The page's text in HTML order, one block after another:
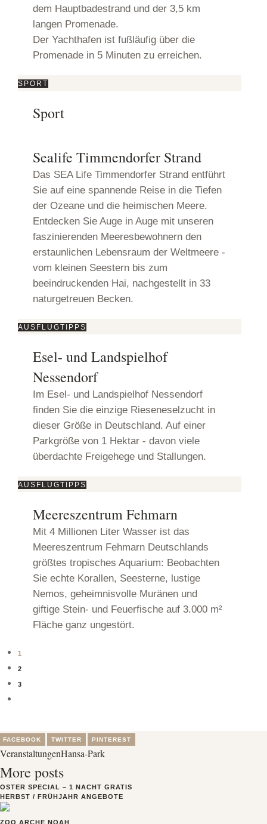
dem Hauptbadestrand und der 3,5 km
langen Promenade.
Der Yachthafen ist fußläufig über die
Promenade in 5 Minuten zu erreichen.
SPORT
Sport
Sealife Timmendorfer Strand
Das SEA Life Timmendorfer Strand entführt
Sie auf eine spannende Reise in die Tiefen
der Ozeane und die heimischen Meere.
Entdecken Sie Auge in Auge mit unseren
faszinierenden Meeresbewohnern den
erstaunlichen Lebensraum der Weltmeere -
vom kleinen Seestern bis zum
beeindruckenden Hai, nachgestellt in 33
naturgetreuen Becken.
AUSFLUGTIPPS
Esel- und Landspielhof
Nessendorf
Im Esel- und Landspielhof Nessendorf
finden Sie die einzige Rieseneselzucht in
dieser Größe in Deutschland. Auf einer
Parkgröße von 1 Hektar - davon viele
überdachte Freigehege und Stallungen.
AUSFLUGTIPPS
Meereszentrum Fehmarn
Mit 4 Millionen Liter Wasser ist das
Meereszentrum Fehmarn Deutschlands
größtes tropisches Aquarium: Beobachten
Sie echte Korallen, Seesterne, lustige
Nemos, geheimnisvolle Muränen und
giftige Stein- und Feuerfische auf 3.000 m²
Fläche ganz ungestört.
1
2
3
FACEBOOK TWITTER PINTEREST
VeranstaltungenHansa-Park
More posts
OSTER SPECIAL – 1 NACHT GRATIS
HERBST / FRÜHJAHR ANGEBOTE
ZOO ARCHE NOAH